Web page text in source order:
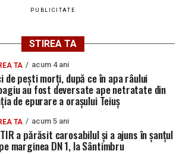
PUBLICITATE
STIREA TA
TA acum 4 ani
de pești morți, după ce în apa râului
au fost deversate ape netratate din
de epurare a orașului Teiuș
TA acum 5 ani
a părăsit carosabilul și a ajuns în șanțul
marginea DN 1, la Sântimbru